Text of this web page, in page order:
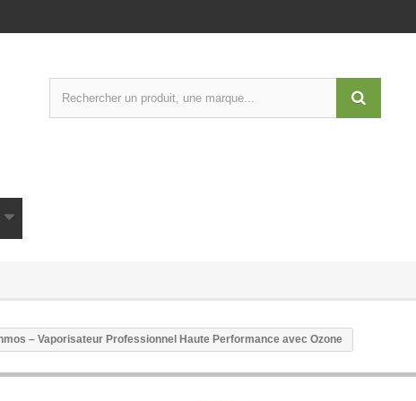
– Vaporisateur Professionnel Haute Performance avec Ozone